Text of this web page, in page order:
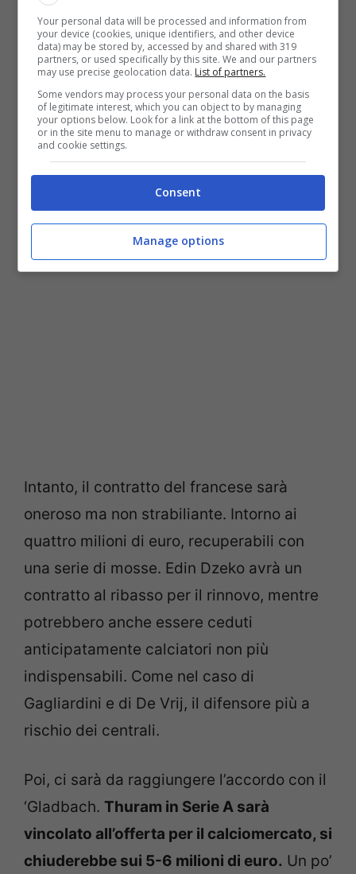
dalle casse nerazzurre, il bilancio è la
priorità da salvaguardare.
POTREBBE ANCHE INTERESSARTI >>>
Ivan Juric, il suo destino torna in bilico
Thuram all’Inter, la stretta
finale
Intanto, il contratto del francese sarà
oneroso ma non strabiliante. Intorno ai
quattro milioni di euro, recuperabili con
una serie di mosse. Edin Dzeko avrà un
contratto al ribasso per il rinnovo, mentre
potrebbero anche essere ceduti
anticipatamente calciatori non più
indispensabili. Come nel caso di
Gagliardini e di De Vrij, il difensore più a
rischio dei centrali.
Poi, ci sarà da raggiungere l’accordo con il
‘Gladbach. Thuram in Serie A sarà
vincolato all’offerta per il calciomercato, si
chiuderebbe sui 5-6 milioni di euro. Un po’
Your personal data will be processed and information from
your device (cookies, unique identifiers, and other device
data) may be stored by, accessed by and shared with 319
partners, or used specifically by this site. We and our partners
may use precise geolocation data. List of partners.
Some vendors may process your personal data on the basis
of legitimate interest, which you can object to by managing
your options below. Look for a link at the bottom of this page
or in the site menu to manage or withdraw consent in privacy
and cookie settings.
Consent
Manage options